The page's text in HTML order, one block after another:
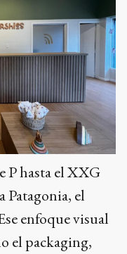
P hasta el XXG
Patagonia, el
enfoque visual
el packaging,